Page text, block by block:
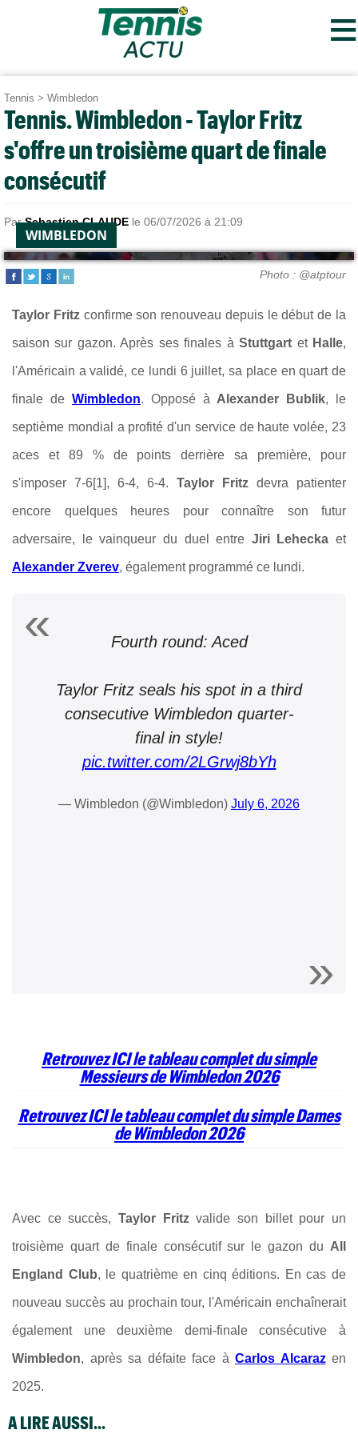
≡
Tennis > Wimbledon
Tennis. Wimbledon - Taylor Fritz
s'offre un troisième quart de finale
consécutif
ParSebastien CLAUDE le 06/07/2026 à 21:09
WIMBLEDON
Photo : @atptour
Taylor Fritz confirme son renouveau depuis le début de la
saison sur gazon. Après ses finales àStuttgart et Halle,
l'Américain a validé, ce lundi 6 juillet, sa place en quart de
finale de Wimbledon. Opposé à Alexander Bublik, le
septième mondial a profité d'un service de haute volée, 23
aces et 89 % de points derrière sa première, pour
s'imposer 7-6[1], 6-4, 6-4. Taylor Fritz devra patienter
encore quelques heures pour connaître son futur
adversaire, le vainqueur du duel entre Jiri Lehecka et
Alexander Zverev, également programmé ce lundi.
Fourth round: Aced
Taylor Fritz seals his spot in a third
consecutive Wimbledon quarter-
final in style!
pic.twitter.com/2LGrwj8bYh
— Wimbledon (@Wimbledon) July 6, 2026
Retrouvez ICI le tableau complet du simple
Messieurs de Wimbledon 2026
Retrouvez ICI le tableau complet du simple Dames
de Wimbledon 2026
Avec ce succès, Taylor Fritzvalide son billet pour un
troisième quart de finale consécutif sur le gazon du All
England Club, le quatrième en cinq éditions. En cas de
nouveau succès au prochain tour, l'Américain enchaînerait
également une deuxième demi-finale consécutive à
Wimbledon, après sa défaite face à Carlos Alcaraz en
2025.
A LIRE AUSSI...